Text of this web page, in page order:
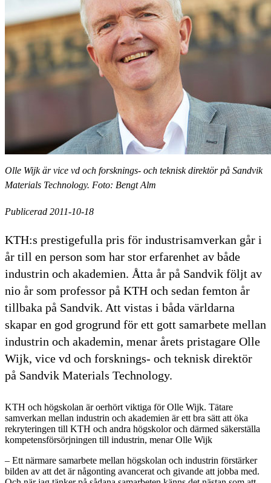
Olle Wijk är vice vd och forsknings- och teknisk direktör på Sandvik
Materials Technology. Foto: Bengt Alm
Publicerad 2011-10-18
KTH:s prestigefulla pris för industrisamverkan går i
år till en person som har stor erfarenhet av både
industrin och akademien. Åtta år på Sandvik följt av
nio år som professor på KTH och sedan femton år
tillbaka på Sandvik. Att vistas i båda världarna
skapar en god grogrund för ett gott samarbete mellan
industrin och akademin, menar årets pristagare Olle
Wijk, vice vd och forsknings- och teknisk direktör
på Sandvik Materials Technology.
KTH och högskolan är oerhört viktiga för Olle Wijk. Tätare
samverkan mellan industrin och akademien är ett bra sätt att öka
rekryteringen till KTH och andra högskolor och därmed säkerställa
kompetensförsörjningen till industrin, menar Olle Wijk
– Ett närmare samarbete mellan högskolan och industrin förstärker
bilden av att det är någonting avancerat och givande att jobba med.